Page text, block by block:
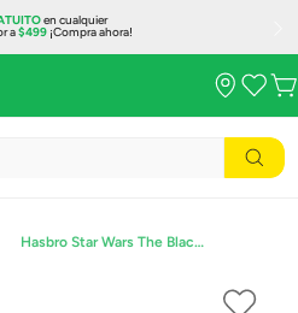
en cualquier
a$499¡Compra ahora!
Hasbro Star Wars The Black Series, Star Wars: El Ataque De Los Clones, 2 Pack C3PO y Droid Bot F9222